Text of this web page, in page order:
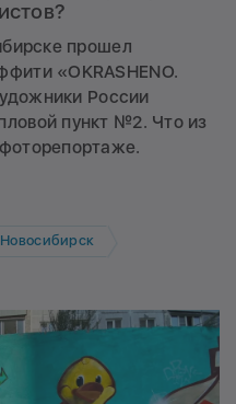
прошел
«OKRASHENO.
России
пункт №2. Что из
Новосибирск